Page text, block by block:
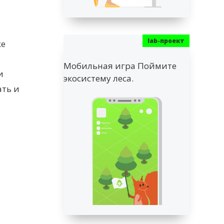
и
Мобильная игра Поймите
экосистему леса.